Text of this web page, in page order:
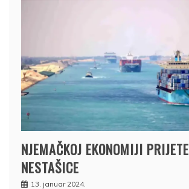
NJEMAČKOJ EKONOMIJI PRIJETE
NESTAŠICE
13. januar 2024.